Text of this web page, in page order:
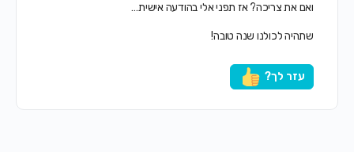
ואם את צריכה? אז תפני אלי בהודעה אישית…
שתהיה לכולנו שנה טובה!
עזר לך?